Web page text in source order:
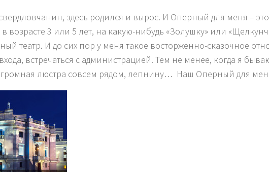
здесь родился и вырос. И Оперный для меня –
возрасте 3 или 5 лет, на какую-нибудь «Золушку» или
театр. И до сих пор у меня такое восторженно-сказочное
встречаться с администрацией. Тем не менее, когда я
люстра совсем рядом, лепнину… Наш Оперный для меня